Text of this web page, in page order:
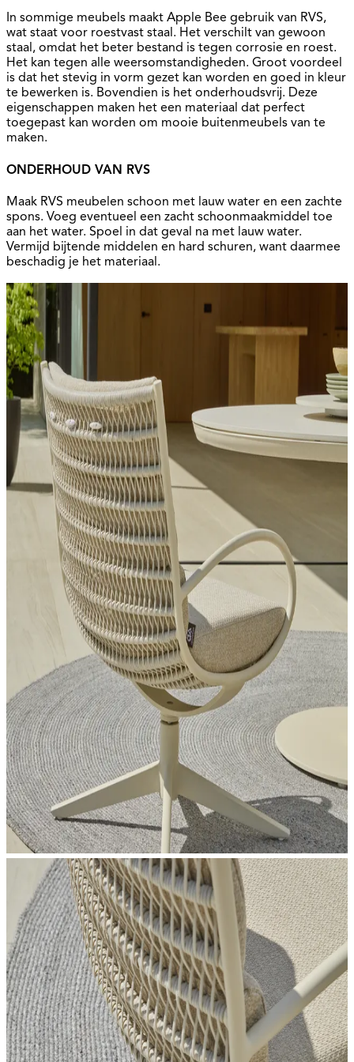
In sommige meubels maakt Apple Bee gebruik van RVS,
wat staat voor roestvast staal. Het verschilt van gewoon
staal, omdat het beter bestand is tegen corrosie en roest.
Het kan tegen alle weersomstandigheden. Groot voordeel
is dat het stevig in vorm gezet kan worden en goed in kleur
te bewerken is. Bovendien is het onderhoudsvrij. Deze
eigenschappen maken het een materiaal dat perfect
toegepast kan worden om mooie buitenmeubels van te
maken.
ONDERHOUD VAN RVS
Maak RVS meubelen schoon met lauw water en een zachte
spons. Voeg eventueel een zacht schoonmaakmiddel toe
aan het water. Spoel in dat geval na met lauw water.
Vermijd bijtende middelen en hard schuren, want daarmee
beschadig je het materiaal.